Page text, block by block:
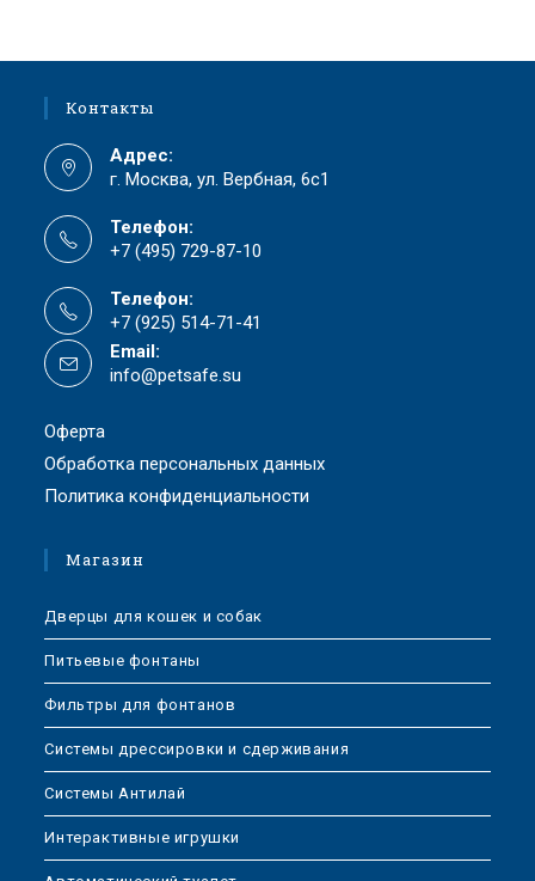
Контакты
Адрес:
г. Москва, ул. Вербная, 6с1
Телефон:
+7 (495) 729-87-10
Телефон:
+7 (925) 514-71-41
Email:
info@petsafe.su
Оферта
Обработка персональных данных
Политика конфиденциальности
Магазин
Дверцы для кошек и собак
Питьевые фонтаны
Фильтры для фонтанов
Системы дрессировки и сдерживания
Системы Антилай
Интерактивные игрушки